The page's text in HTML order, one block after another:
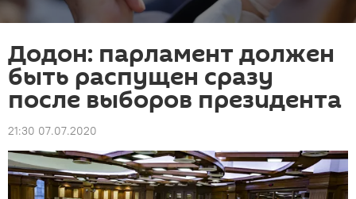
Додон: парламент должен
быть распущен сразу
после выборов президента
21:30 07.07.2020